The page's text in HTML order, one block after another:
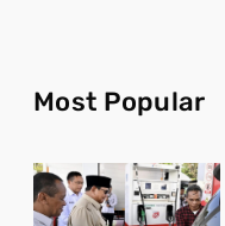
Most Popular